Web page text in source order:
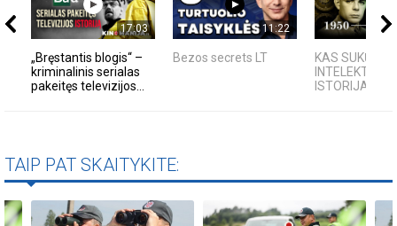
17:03
„Bręstantis blogis“ –
kriminalinis serialas
pakeitęs televizijos...
11:22
Bezos secrets LT
KAS SUKŪRĖ
INTELEKTĄ?
ISTORIJA IR
TAIP PAT SKAITYKITE: